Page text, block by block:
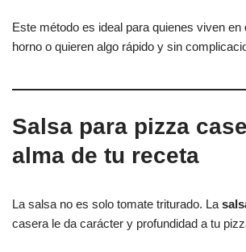
Este método es ideal para quienes viven
horno o quieren algo rápido y sin
Salsa para pizza
alma de tu receta
La salsa no es solo tomate triturado. La
casera le da carácter y profundidad a tu